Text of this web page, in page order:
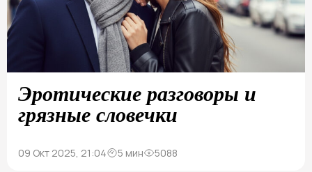
Эротические разговоры и
грязные словечки
09 Окт 2025, 21:04 5 мин 5088